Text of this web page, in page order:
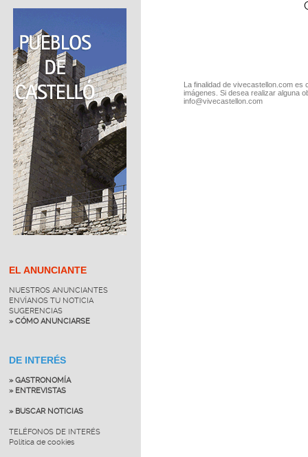
EL ANUNCIANTE
NUESTROS ANUNCIANTES
ENVÍANOS TU NOTICIA
SUGERENCIAS
» CÓMO ANUNCIARSE
DE INTERÉS
» GASTRONOMÍA
» ENTREVISTAS
» BUSCAR NOTICIAS
TELÉFONOS DE INTERÉS
Política de cookies
La finalidad de vivecastellon.com
imágenes. Si desea realizar alguna
info@vivecastellon.com